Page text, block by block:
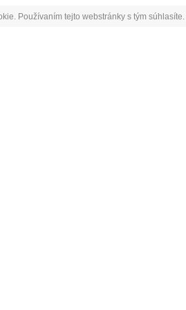
Používaním tejto webstránky s tým súhlasíte.